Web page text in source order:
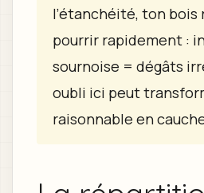
l’étanchéité, ton bois
pourrir rapidement :
sournoise = dégâts
oubli ici peut
raisonnable en